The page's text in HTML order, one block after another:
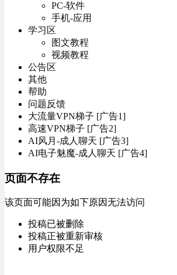
PC-软件
手机-应用
学习区
图文教程
视频教程
公告区
其他
帮助
问题反馈
大流量VPN梯子 [广告1]
高速VPN梯子 [广告2]
AI风月-成人聊天 [广告3]
AI电子魅魔-成人聊天 [广告4]
页面不存在
该页面可能因为如下原因无法访问
投稿已被删除
投稿正被重新审核
用户权限不足